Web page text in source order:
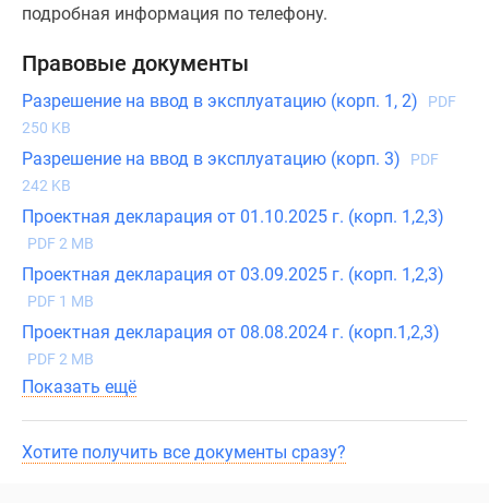
подробная информация по телефону.
Правовые документы
Разрешение на ввод в эксплуатацию (корп. 1, 2)
PDF
250 KB
Разрешение на ввод в эксплуатацию (корп. 3)
PDF
242 KB
Проектная декларация от 01.10.2025 г. (корп. 1,2,3)
PDF 2 MB
Проектная декларация от 03.09.2025 г. (корп. 1,2,3)
PDF 1 MB
Проектная декларация от 08.08.2024 г. (корп.1,2,3)
PDF 2 MB
Показать ещё
Хотите получить все документы сразу?